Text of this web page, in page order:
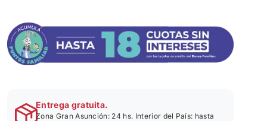
Entrega gratuita.
Zona Gran Asunción: 24 hs. Interior del País: hasta